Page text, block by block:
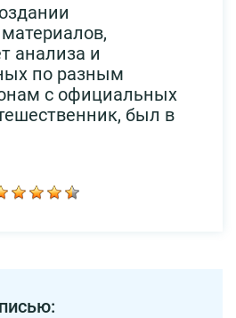
анализа и
по разным
с официальных
был в